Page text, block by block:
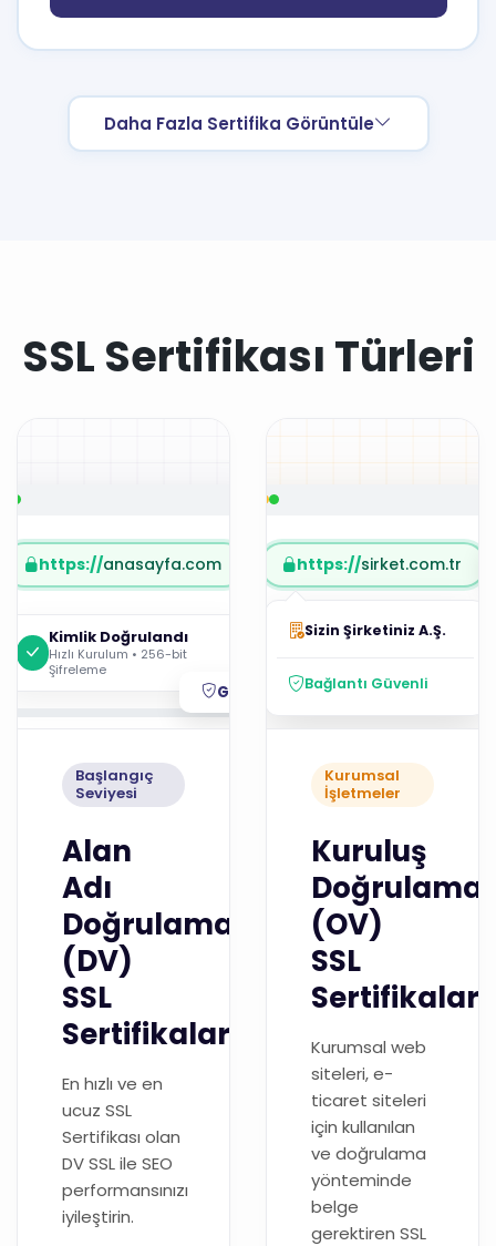
Daha Fazla Sertifika Görüntüle
SSL Sertifikası Türleri
https://anasayfa.com
Kimlik Doğrulandı
Hızlı Kurulum • 256-bit
Şifreleme
Güvenli
Başlangıç
Seviyesi
Alan
Adı
Doğrulamalı
(DV)
SSL
Sertifikaları
En hızlı ve en
ucuz SSL
Sertifikası olan
DV SSL ile SEO
performansınızı
iyileştirin.
https://sirket.com.tr
Sizin Şirketiniz A.Ş.
Bağlantı Güvenli
Kurumsal
İşletmeler
Kuruluş
(OV)
SSL
Sertifikaları
Kurumsal web
siteleri, e-
ticaret siteleri
için kullanılan
ve doğrulama
yönteminde
belge
gerektiren SSL